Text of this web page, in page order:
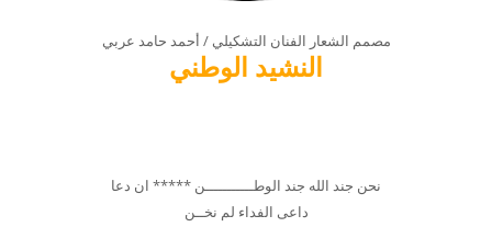
مصمم الشعار الفنان التشكيلي / أحمد حامد عربي
النشيد الوطني
نحن جند الله جند الوطـــــــــــن ***** ان دعا
داعى الفداء لم نخــن